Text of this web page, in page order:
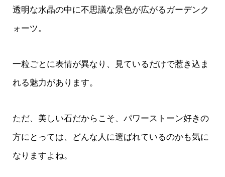
透明な水晶の中に不思議な景色が広がるガーデンク
ォーツ。
一粒ごとに表情が異なり、見ているだけで惹き込ま
れる魅力があります。
ただ、美しい石だからこそ、パワーストーン好きの
方にとっては、どんな人に選ばれているのかも気に
なりますよね。